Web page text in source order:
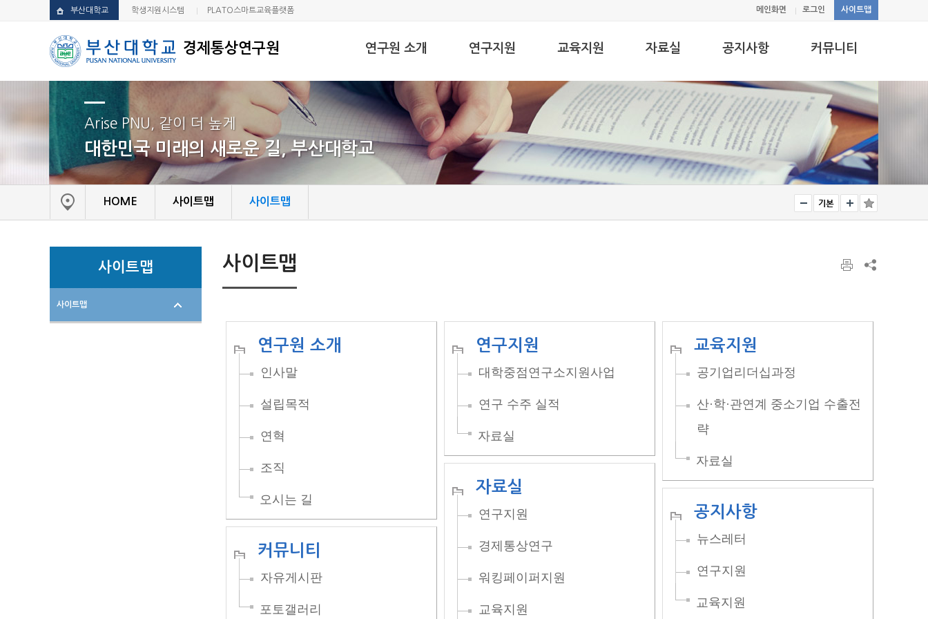
경제통상연구원
부산대학교 학생지원시스템 PLATO스마트교육플랫폼 메인화면 로그인 사이트맵
연구원 소개
인사말
설립목적
연혁
연구지원
대학중점연구소지원사업
연구 수주 실적
자료실
교육지원
공기업리더십과정
산·학·관연계 중소기업 수출전략
자료실
자료실
연구지원
경제통상연구
워킹페이퍼지원
교육지원
공지사항
뉴스레터
연구지원
교육지원
커뮤니티
자유게시판
포토갤러리
Arise PNU, 같이 더 높게
대한민국 미래의 새로운 길, 부산대학교
HOME 사이트맵 사이트맵
사이트맵
사이트맵
사이트맵
연구원 소개
인사말
설립목적
연혁
조직
오시는 길
연구지원
대학중점연구소지원사업
연구 수주 실적
자료실
교육지원
공기업리더십과정
산·학·관연계 중소기업 수출전
략
자료실
자료실
연구지원
경제통상연구
워킹페이퍼지원
교육지원
공지사항
뉴스레터
연구지원
교육지원
커뮤니티
자유게시판
포토갤러리